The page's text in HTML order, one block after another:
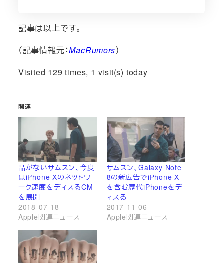
記事は以上です。
（記事情報元：MacRumors）
Visited 129 times, 1 visit(s) today
関連
品がないサムスン、今度
はiPhone Xのネットワ
ーク速度をディスるCM
を展開
2018-07-18
Apple関連ニュース
サムスン、Galaxy Note
8の新広告でiPhone X
を含む歴代iPhoneをデ
ィスる
2017-11-06
Apple関連ニュース